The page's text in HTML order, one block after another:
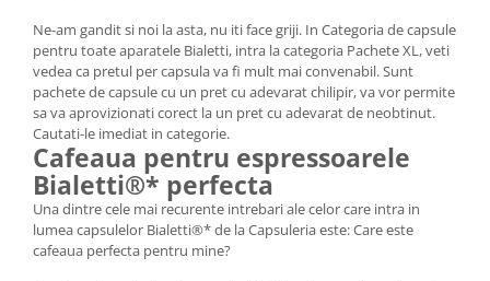
Ne-am gandit si noi la asta, nu iti face griji. In Categoria de capsule
pentru toate aparatele Bialetti, intra la categoria Pachete XL, veti
vedea ca pretul per capsula va fi mult mai convenabil. Sunt
pachete de capsule cu un pret cu adevarat chilipir, va vor permite
sa va aprovizionati corect la un pret cu adevarat de neobtinut.
Cautati-le imediat in categorie.
Cafeaua pentru espressoarele
Bialetti®* perfecta
Una dintre cele mai recurente intrebari ale celor care intra in
lumea capsulelor Bialetti®* de la Capsuleria este: Care este
cafeaua perfecta pentru mine?